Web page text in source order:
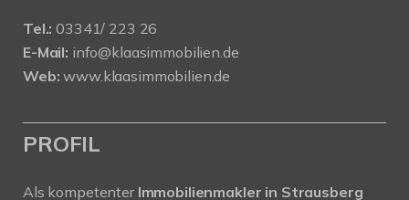
Tel.: 03341/ 223 26
E-Mail: info@klaasimmobilien.de
Web: www.klaasimmobilien.de
PROFIL
Als kompetenter Immobilienmakler in Strausberg